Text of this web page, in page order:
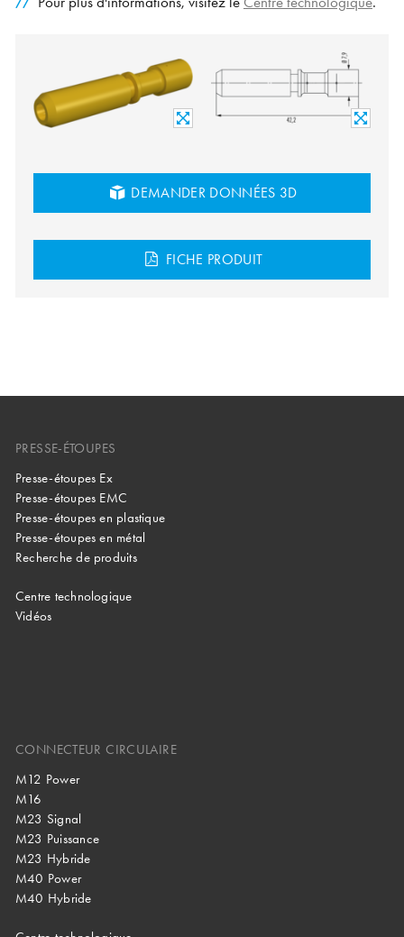
DEMANDER DONNÉES 3D
FICHE PRODUIT
PRESSE-ÉTOUPES
Presse-étoupes Ex
Presse-étoupes EMC
Presse-étoupes en plastique
Presse-étoupes en métal
Recherche de produits
Centre technologique
Vidéos
CONNECTEUR CIRCULAIRE
M12 Power
M16
M23 Signal
M23 Puissance
M23 Hybride
M40 Power
M40 Hybride